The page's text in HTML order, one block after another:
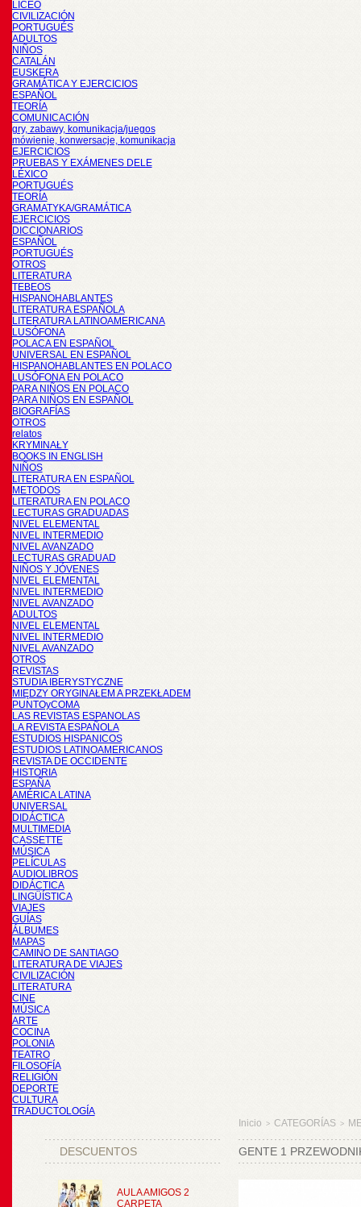
LICEO
CIVILIZACIÓN
PORTUGUÉS
ADULTOS
NIÑOS
CATALÁN
EUSKERA
GRAMÁTICA Y EJERCICIOS
ESPAÑOL
TEORÍA
COMUNICACIÓN
gry, zabawy, komunikacja/juegos
mówienie, konwersacje, komunikacja
EJERCICIOS
PRUEBAS Y EXÁMENES DELE
LÉXICO
PORTUGUÉS
TEORÍA
GRAMATYKA/GRAMÁTICA
EJERCICIOS
DICCIONARIOS
ESPAÑOL
PORTUGUÉS
OTROS
LITERATURA
TEBEOS
HISPANOHABLANTES
LITERATURA ESPAÑOLA
LITERATURA LATINOAMERICANA
LUSÓFONA
POLACA EN ESPAÑOL
UNIVERSAL EN ESPAÑOL
HISPANOHABLANTES EN POLACO
LUSÓFONA EN POLACO
PARA NIÑOS EN POLACO
PARA NIÑOS EN ESPAÑOL
BIOGRAFÍAS
OTROS
relatos
KRYMINAŁY
BOOKS IN ENGLISH
NIÑOS
LITERATURA EN ESPAÑOL
METODOS
LITERATURA EN POLACO
LECTURAS GRADUADAS
NIVEL ELEMENTAL
NIVEL INTERMEDIO
NIVEL AVANZADO
LECTURAS GRADUAD
NIÑOS Y JÓVENES
NIVEL ELEMENTAL
NIVEL INTERMEDIO
NIVEL AVANZADO
ADULTOS
NIVEL ELEMENTAL
NIVEL INTERMEDIO
NIVEL AVANZADO
OTROS
REVISTAS
STUDIA IBERYSTYCZNE
MIĘDZY ORYGINAŁEM A PRZEKŁADEM
PUNTOyCOMA
LAS REVISTAS ESPANOLAS
LA REVISTA ESPAÑOLA
ESTUDIOS HISPANICOS
ESTUDIOS LATINOAMERICANOS
REVISTA DE OCCIDENTE
HISTORIA
ESPAÑA
AMÉRICA LATINA
UNIVERSAL
DIDÁCTICA
MULTIMEDIA
CASSETTE
MÚSICA
PELÍCULAS
AUDIOLIBROS
DIDÁCTICA
LINGÜÍSTICA
VIAJES
GUÍAS
ÁLBUMES
MAPAS
CAMINO DE SANTIAGO
LITERATURA DE VIAJES
CIVILIZACIÓN
LITERATURA
CINE
MÚSICA
ARTE
COCINA
POLONIA
TEATRO
FILOSOFÍA
RELIGIÓN
DEPORTE
CULTURA
TRADUCTOLOGÍA
DESCUENTOS
AULA AMIGOS 2
CARPETA
Inicio > CATEGORÍAS >
GENTE 1